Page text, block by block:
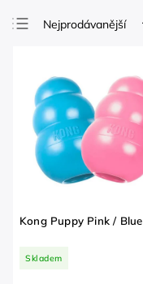
Nejprodávanější
Nejdražší
Abecedně
Kong Puppy Pink / Blue
Skladem